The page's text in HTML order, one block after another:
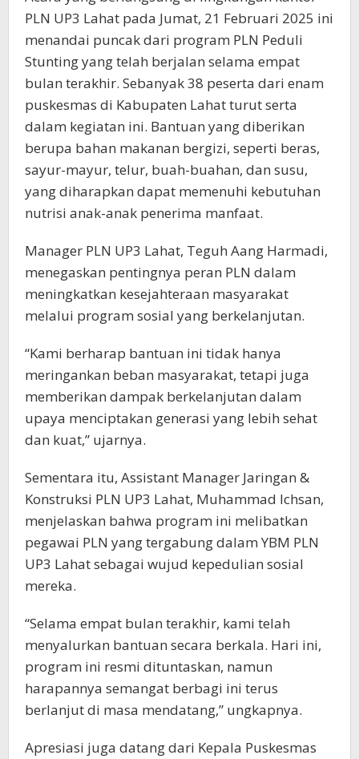
PLN UP3 Lahat pada Jumat, 21 Februari 2025 ini
menandai puncak dari program PLN Peduli
Stunting yang telah berjalan selama empat
bulan terakhir. Sebanyak 38 peserta dari enam
puskesmas di Kabupaten Lahat turut serta
dalam kegiatan ini. Bantuan yang diberikan
berupa bahan makanan bergizi, seperti beras,
sayur-mayur, telur, buah-buahan, dan susu,
yang diharapkan dapat memenuhi kebutuhan
nutrisi anak-anak penerima manfaat.
Manager PLN UP3 Lahat, Teguh Aang Harmadi,
menegaskan pentingnya peran PLN dalam
meningkatkan kesejahteraan masyarakat
melalui program sosial yang berkelanjutan.
“Kami berharap bantuan ini tidak hanya
meringankan beban masyarakat, tetapi juga
memberikan dampak berkelanjutan dalam
upaya menciptakan generasi yang lebih sehat
dan kuat,” ujarnya.
Sementara itu, Assistant Manager Jaringan &
Konstruksi PLN UP3 Lahat, Muhammad Ichsan,
menjelaskan bahwa program ini melibatkan
pegawai PLN yang tergabung dalam YBM PLN
UP3 Lahat sebagai wujud kepedulian sosial
mereka.
“Selama empat bulan terakhir, kami telah
menyalurkan bantuan secara berkala. Hari ini,
program ini resmi dituntaskan, namun
harapannya semangat berbagi ini terus
berlanjut di masa mendatang,” ungkapnya.
Apresiasi juga datang dari Kepala Puskesmas